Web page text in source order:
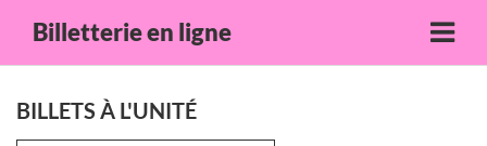
Billetterie en ligne
BILLETS À L'UNITÉ